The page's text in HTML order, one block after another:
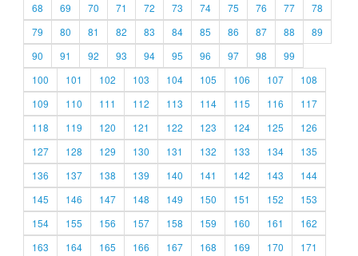
68
69 70 71 72 73 74 75 76 77
78
79
80 81 82 83 84 85 86 87 88
89
90
91 92 93 94 95 96 97 98
99
100
101 102 103 104 105 106 107
108
109
110 111 112 113 114 115 116
117
118
119 120 121 122 123 124 125
126
127
128 129 130 131 132 133 134
135
136
137 138 139 140 141 142 143
144
145
146 147 148 149 150 151 152
153
154
155 156 157 158 159 160 161
162
163
164 165 166 167 168 169 170
171